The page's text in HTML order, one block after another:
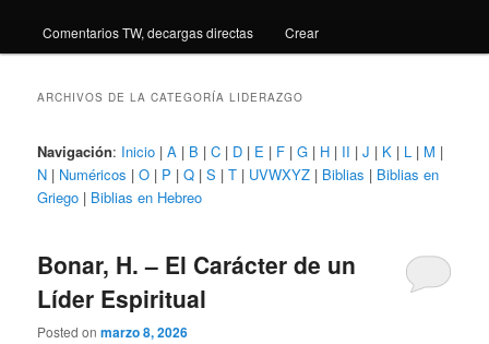
Comentarios TW, decargas directas Crear
ARCHIVOS DE LA CATEGORÍALIDERAZGO
Navigación: Inicio |A | B |C | D | E | F |G | H | II |J | K | L | M |
N | Numéricos |O | P |Q |S |T | UVWXYZ | Biblias | Biblias en
Griego | Biblias en Hebreo
Bonar, H. – El Carácter de un
Líder Espiritual
Posted onmarzo 8, 2026